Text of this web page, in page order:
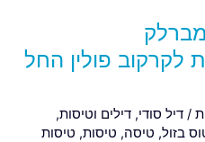
לקרקוב פולין החל
/ דיל סודי, דילים וטיסות,
בזול, טיסה, טיסות, טיסות